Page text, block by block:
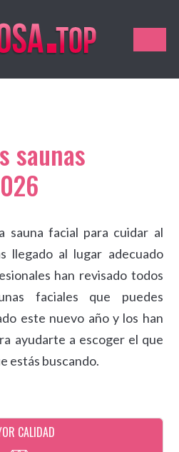
saunas
sauna facial para cuidar al
llegado al lugar adecuado
han revisado todos
faciales que puedes
este nuevo año y los han
ayudarte a escoger el que
estás buscando.
CALIDAD